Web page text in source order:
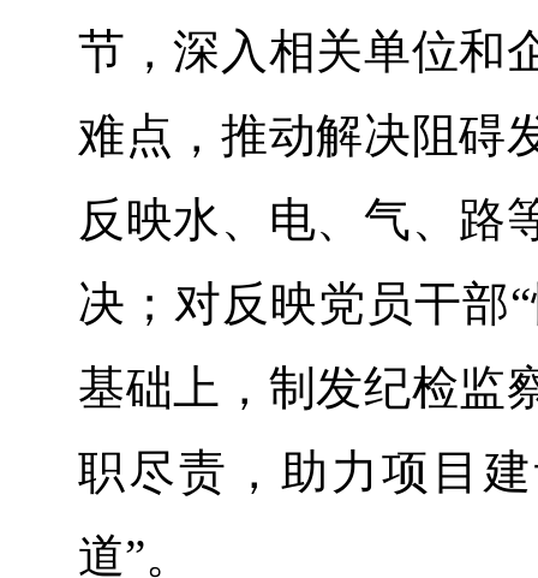
节，深入相关单位和
难点，推动解决阻碍
反映水、电、气、路
决；对反映党员干部
基础上，制发纪检监
职尽责，助力项目
道”。